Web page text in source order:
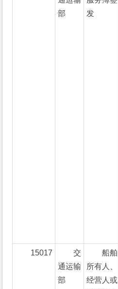
部
发
15017
交
通运输
部
船舶
所有人、
经营人或